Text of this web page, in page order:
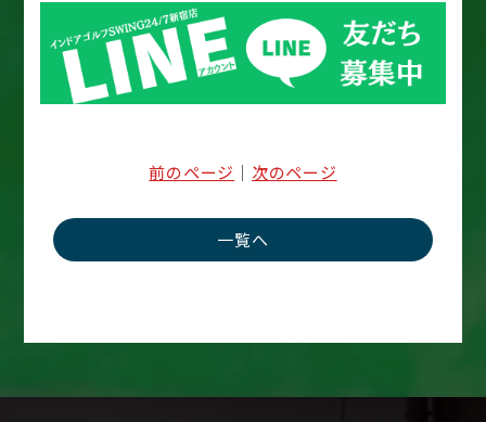
前のページ ｜ 次のページ
一覧へ